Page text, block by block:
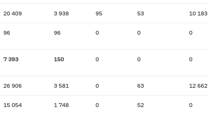
20 409 3 938 95 53 10 183
96 96 0 0 0
7 393 150 0 0 0
26 906 3 581 0 63 12 662
15 054 1 748 0 52 0